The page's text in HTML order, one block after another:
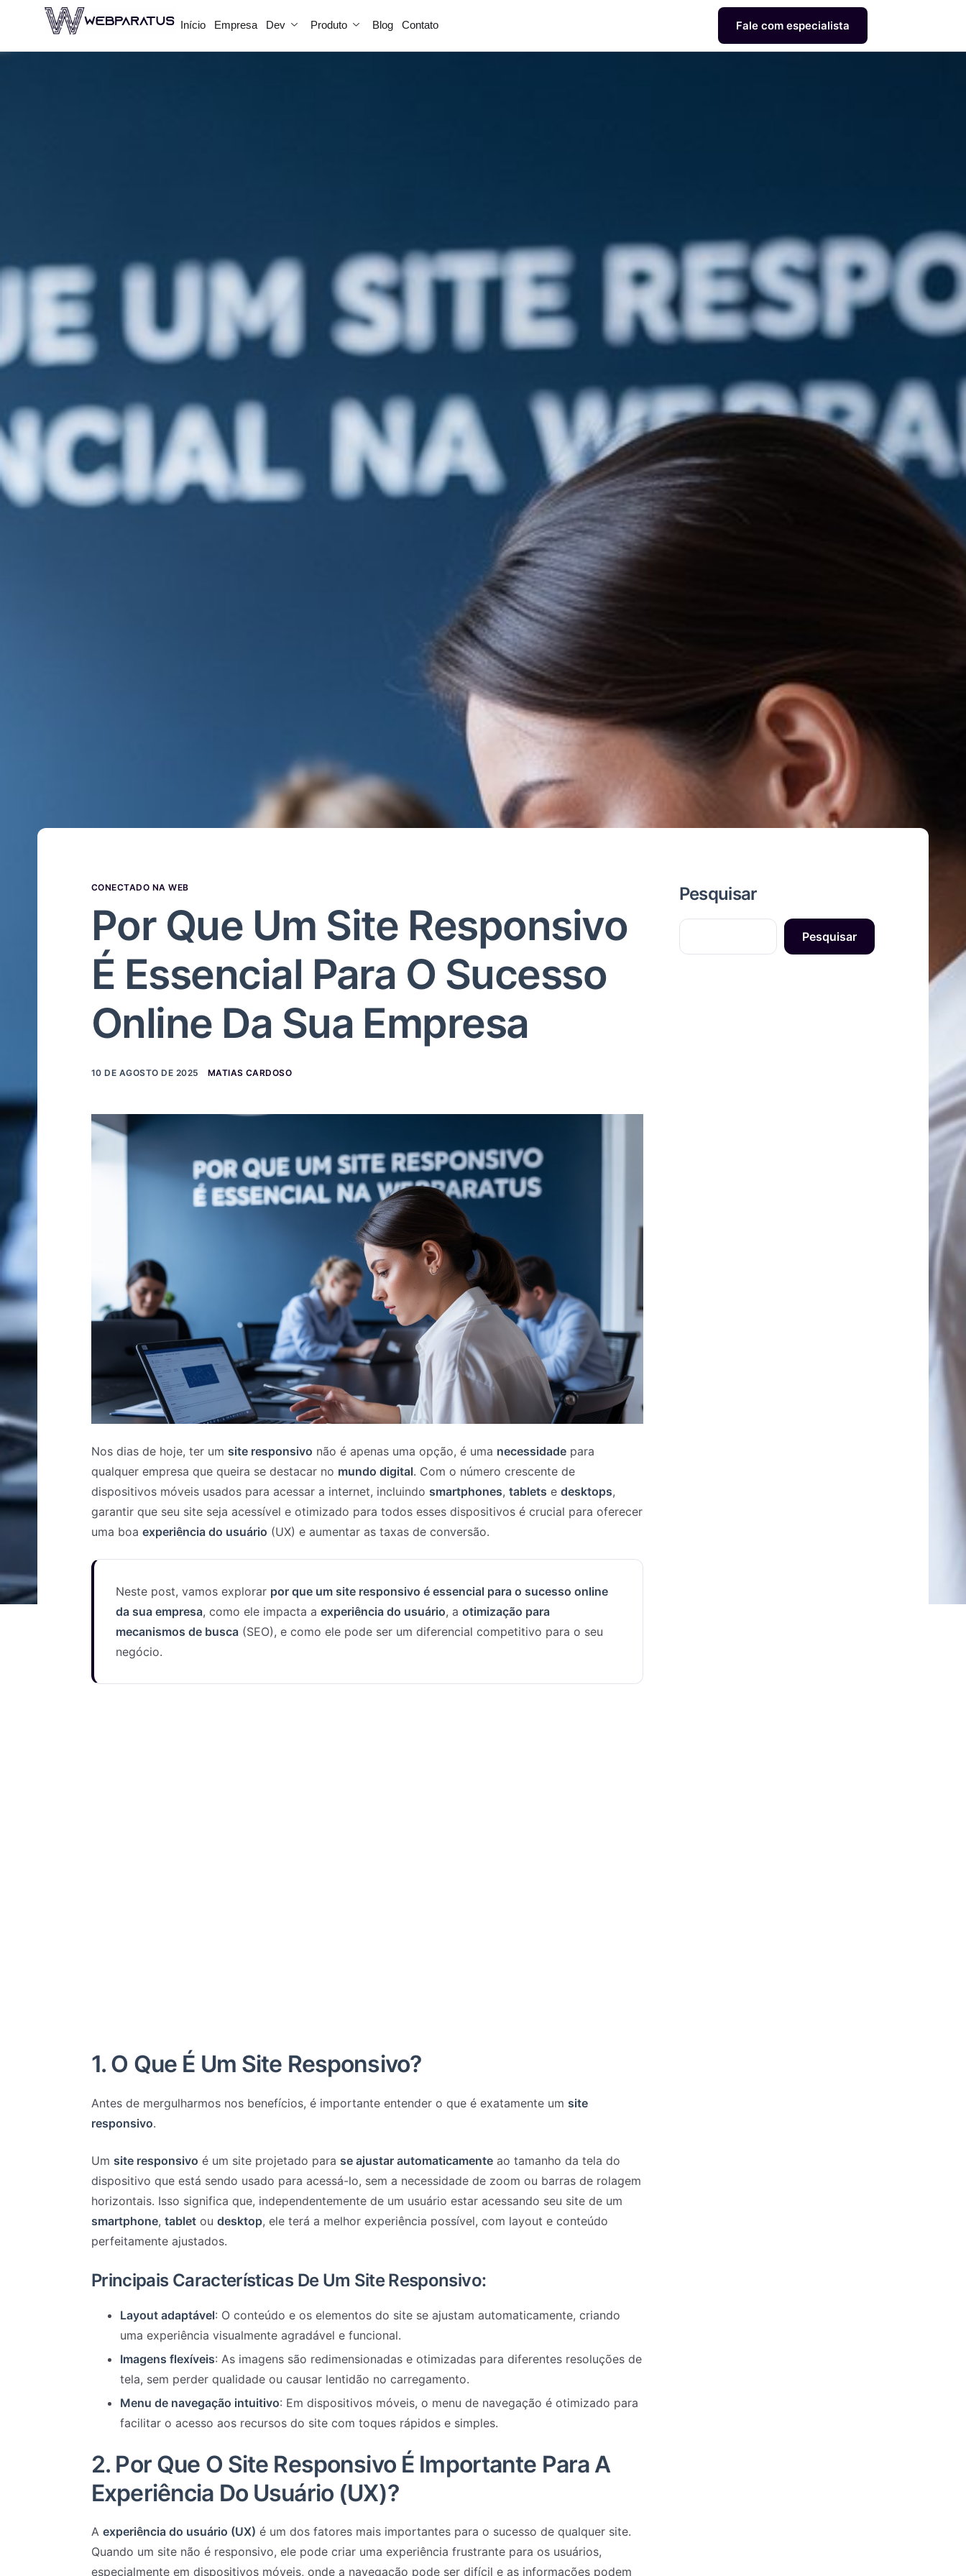
Início Empresa Dev Produto Blog Contato Fale com especialista
CONECTADO NA WEB
Por Que Um Site Responsivo
É Essencial Para O Sucesso
Online Da Sua Empresa
10 DE AGOSTO DE 2025 MATIAS CARDOSO
Nos dias de hoje, ter um site responsivo não é apenas uma opção, é uma necessidade para
qualquer empresa que queira se destacar no mundo digital. Com o número crescente de
dispositivos móveis usados para acessar a internet, incluindo smartphones, tablets e desktops,
garantir que seu site seja acessível e otimizado para todos esses dispositivos é crucial para oferecer
uma boa experiência do usuário (UX) e aumentar as taxas de conversão.
Neste post, vamos explorar por que um site responsivo é essencial para o sucesso online
da sua empresa, como ele impacta a experiência do usuário, a otimização para
mecanismos de busca (SEO), e como ele pode ser um diferencial competitivo para o seu
negócio.
1. O Que É Um Site Responsivo?
Antes de mergulharmos nos benefícios, é importante entender o que é exatamente um site
responsivo.
Um site responsivo é um site projetado para se ajustar automaticamente ao tamanho da tela do
dispositivo que está sendo usado para acessá-lo, sem a necessidade de zoom ou barras de rolagem
horizontais. Isso significa que, independentemente de um usuário estar acessando seu site de um
smartphone, tablet ou desktop, ele terá a melhor experiência possível, com layout e conteúdo
perfeitamente ajustados.
Principais Características De Um Site Responsivo:
Layout adaptável: O conteúdo e os elementos do site se ajustam automaticamente, criando
uma experiência visualmente agradável e funcional.
Imagens flexíveis: As imagens são redimensionadas e otimizadas para diferentes resoluções de
tela, sem perder qualidade ou causar lentidão no carregamento.
Menu de navegação intuitivo: Em dispositivos móveis, o menu de navegação é otimizado para
facilitar o acesso aos recursos do site com toques rápidos e simples.
2. Por Que O Site Responsivo É Importante Para A
Experiência Do Usuário (UX)?
A experiência do usuário (UX) é um dos fatores mais importantes para o sucesso de qualquer site.
Quando um site não é responsivo, ele pode criar uma experiência frustrante para os usuários,
especialmente em dispositivos móveis, onde a navegação pode ser difícil e as informações podem
Pesquisar
Pesquisar